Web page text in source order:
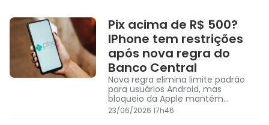
Pix acima de R$ 500?
IPhone tem restrições
após nova regra do
Banco Central
Nova regra elimina limite padrão
para usuários Android, mas
bloqueio da Apple mantém
restrição no Pix por aproximação do
iPhone
23/06/2026 17h46